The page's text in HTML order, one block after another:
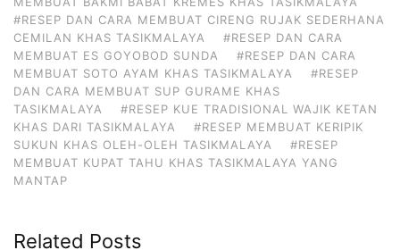
#RESEP DAN CARA MEMBUAT CIRENG RUJAK SEDERHANA
CEMILAN KHAS TASIKMALAYA
#RESEP DAN CARA
MEMBUAT ES GOYOBOD SUNDA
#RESEP DAN CARA
MEMBUAT SOTO AYAM KHAS TASIKMALAYA
#RESEP
DAN CARA MEMBUAT SUP GURAME KHAS
TASIKMALAYA
#RESEP KUE TRADISIONAL WAJIK KETAN
KHAS DARI TASIKMALAYA
#RESEP MEMBUAT KERIPIK
SUKUN KHAS OLEH-OLEH TASIKMALAYA
#RESEP
MEMBUAT KUPAT TAHU KHAS TASIKMALAYA YANG
MANTAP
Related Posts